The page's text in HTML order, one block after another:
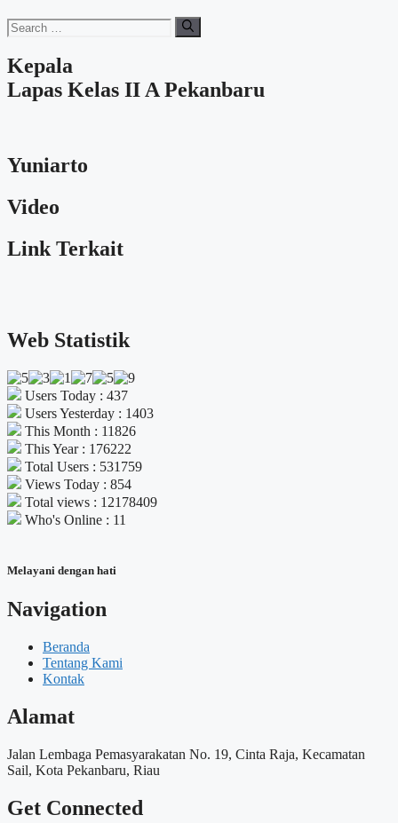
Search
for:
Kepala
Lapas Kelas II A Pekanbaru
Yuniarto
Video
Link Terkait
Web Statistik
Users Today : 437
Users Yesterday : 1403
This Month : 11826
This Year : 176222
Total Users : 531759
Views Today : 854
Total views : 12178409
Who's Online : 11
Melayani dengan hati
Navigation
Beranda
Tentang Kami
Kontak
Alamat
Jalan Lembaga Pemasyarakatan No. 19, Cinta Raja, Kecamatan
Sail, Kota Pekanbaru, Riau
Get Connected